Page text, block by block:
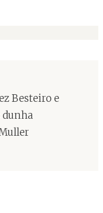
Besteiro e
dunha